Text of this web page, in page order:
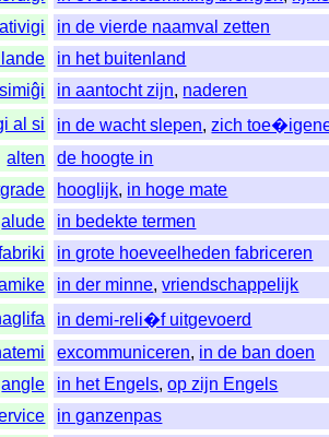
in de vierde naamval zetten
in het buitenland
in aantocht zijn, naderen
al si
in de wacht slepen,zich
alten
de hoogte in
hooglijk, in hoge mate
alude
in bedekte termen
in grote hoeveelheden fabriceren
in der minne,vriendschappelijk
in demi-reli�f uitgevoerd
excommuniceren, in de ban doen
angle
in het Engels,op zijn Engels
in ganzenpas